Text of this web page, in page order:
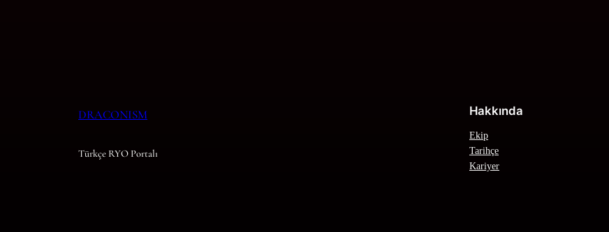
DRACONISM
Türkçe RYO Portalı
Hakkında
Ekip
Tarihçe
Kariyer